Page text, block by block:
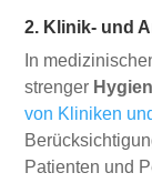
2. Klinik- und
In
strenger
von Kliniken
Patienten und